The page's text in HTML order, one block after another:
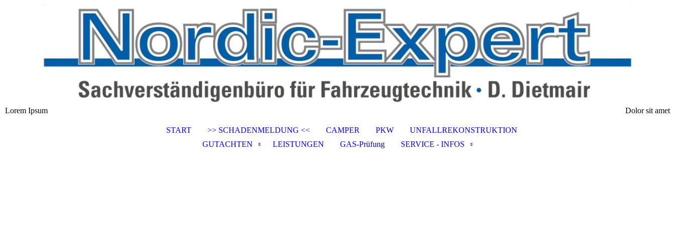
Lorem Ipsum Dolor sit amet
START >> SCHADENMELDUNG << CAMPER PKW
UNFALLREKONSTRUKTION
GUTACHTEN
LEISTUNGEN GAS-Prüfung SERVICE - INFOS